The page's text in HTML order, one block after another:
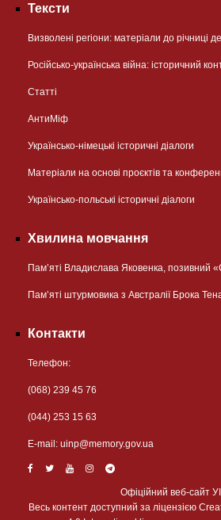
Тексти
Визволені регіони: матеріали до річниці
Російсько-українська війна: історичний
Статті
АнтиМіф
Українсько-німецькі історичні діалоги
Матеріали на основі проєктів та
Українсько-польські історичні діалоги
Хвилина мовчання
Пам’яті Владислава Яковенка, позивний
Пам’яті штурмовика з Австралії Брока
Контакти
Телефон:
(068) 239 45 76
(044) 253 15 63
Е-mail: uinp@memory.gov.ua
Офіційний веб-сайт
Весь контент доступний за ліцензією